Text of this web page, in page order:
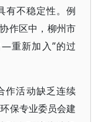
有不稳定性。例
作区中，柳州市
重新加入”的过
作活动缺乏连续
保专业委员会建